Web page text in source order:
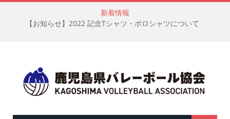
新着情報
【お知らせ】2022 記念Tシャツ・ポロシャツについて